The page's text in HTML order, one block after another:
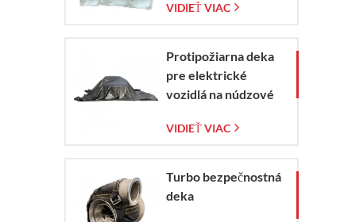
sklenených vlákien
VIDIEŤ VIAC
Protipožiarna deka
pre elektrické
vozidlá na núdzové
elektromobilov a
VIDIEŤ VIAC
Turbo bezpečnostná
deka